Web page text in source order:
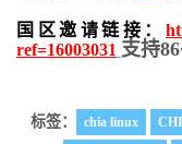
国区邀请链接：
ref=16003031 支持
标签： chia linux